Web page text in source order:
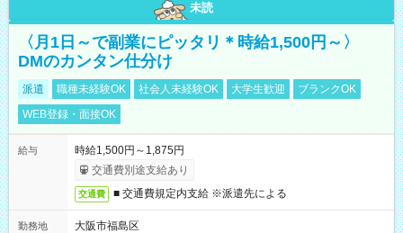
未読
〈月1日～で副業にピッタリ＊時給1,500円～〉
DMのカンタン仕分け
派遣 職種未経験OK 社会人未経験OK 大学生歓迎
ブランクOK
WEB登録・面接OK
給与
時給1,500円～1,875円
交通費別途支給あり
交通費 ■ 交通費規定内支給 ※派遣先による
勤務地
大阪市福島区